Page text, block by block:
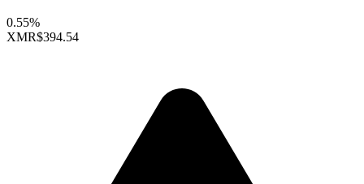
0.55%
XMR$394.54